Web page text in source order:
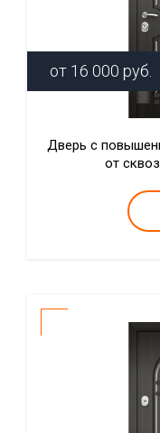
от 16 000 руб.
Дверь с
от